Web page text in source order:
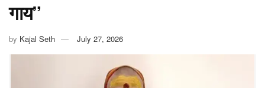
गाय”
by Kajal Seth July 27, 2026